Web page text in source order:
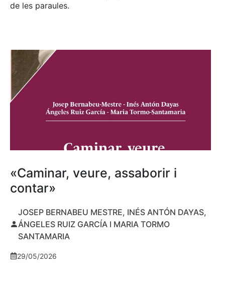
de les paraules.
«Caminar, veure, assaborir i
contar»
JOSEP BERNABEU MESTRE, INÉS ANTÓN DAYAS,
ÁNGELES RUIZ GARCÍA I MARIA TORMO
SANTAMARIA
29/05/2026